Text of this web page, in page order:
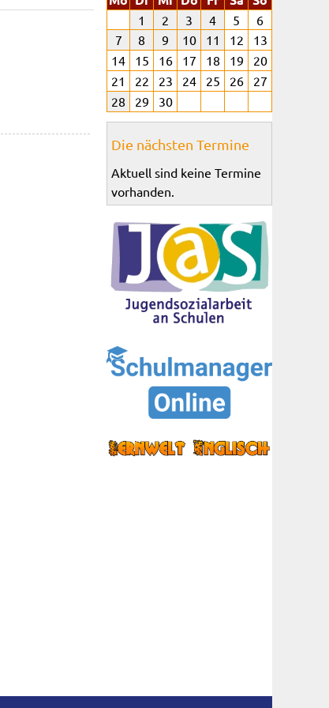
1 2 3 4 5
6
7
8 9 10 11 12
13
14
15 16 17 18 19
20
21
22 23 24 25 26
27
28
29 30
Die nächsten Termine
Aktuell sind keine Termine
vorhanden.